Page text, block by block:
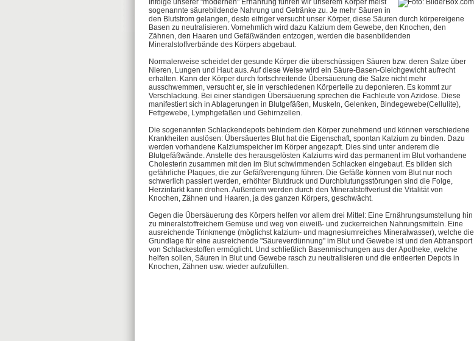
Infolge unserer "modernen" Ernährung führen wir unserem Körper meist
sogenannte säurebildende Nahrung und Getränke zu. Je mehr Säuren in
den Blutstrom gelangen, desto eifriger versucht unser Körper, diese Säuren durch körpereigene
Basen zu neutralisieren. Vornehmlich wird dazu Kalzium dem Gewebe, den Knochen, den
Zähnen, den Haaren und Gefäßwänden entzogen, werden die basenbildenden
Mineralstoffverbände des Körpers abgebaut.
Normalerweise scheidet der gesunde Körper die überschüssigen Säuren bzw. deren Salze über
Nieren, Lungen und Haut aus. Auf diese Weise wird ein Säure-Basen-Gleichgewicht aufrecht
erhalten. Kann der Körper durch fortschreitende Übersäuerung die Salze nicht mehr
ausschwemmen, versucht er, sie in verschiedenen Körperteile zu deponieren. Es kommt zur
Verschlackung. Bei einer ständigen Übersäuerung sprechen die Fachleute von Azidose. Diese
manifestiert sich in Ablagerungen in Blutgefäßen, Muskeln, Gelenken, Bindegewebe(Cellulite),
Fettgewebe, Lymphgefäßen und Gehirnzellen.
Die sogenannten Schlackendepots behindern den Körper zunehmend und können verschiedene
Krankheiten auslösen: Übersäuertes Blut hat die Eigenschaft, spontan Kalzium zu binden. Dazu
werden vorhandene Kalziumspeicher im Körper angezapft. Dies sind unter anderem die
Blutgefäßwände. Anstelle des herausgelösten Kalziums wird das permanent im Blut vorhandene
Cholesterin zusammen mit den im Blut schwimmenden Schlacken eingebaut. Es bilden sich
gefährliche Plaques, die zur Gefäßverengung führen. Die Gefäße können vom Blut nur noch
schwerlich passiert werden, erhöhter Blutdruck und Durchblutungsstörungen sind die Folge,
Herzinfarkt kann drohen. Außerdem werden durch den Mineralstoffverlust die Vitalität von
Knochen, Zähnen und Haaren, ja des ganzen Körpers, geschwächt.
Gegen die Übersäuerung des Körpers helfen vor allem drei Mittel: Eine Ernährungsumstellung hin
zu mineralstoffreichem Gemüse und weg von eiweiß- und zuckerreichen Nahrungsmitteln. Eine
ausreichende Trinkmenge (möglichst kalzium- und magnesiumreiches Mineralwasser), welche die
Grundlage für eine ausreichende "Säureverdünnung" im Blut und Gewebe ist und den Abtransport
von Schlackestoffen ermöglicht. Und schließlich Basenmischungen aus der Apotheke, welche
helfen sollen, Säuren in Blut und Gewebe rasch zu neutralisieren und die entleerten Depots in
Knochen, Zähnen usw. wieder aufzufüllen.